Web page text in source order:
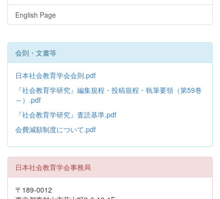
English Page
会則・文書等
日本社会教育学会会則.pdf
『社会教育学研究』編集規程・投稿規程・執筆要領（第59巻
～）.pdf
『社会教育学研究』査読基準.pdf
会費減額制度について.pdf
日本社会教育学会事務局
〒189-0012